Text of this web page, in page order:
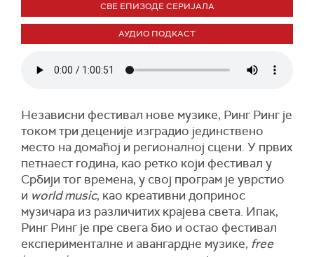
СВЕ ЕПИЗОДЕ СЕРИЈАЛА
АУДИО ПОДКАСТ
Независни фестивал нове музике, Ринг Ринг је
током три деценије изградио јединствено
место на домаћој и регионалној сцени. У првих
петнаест година, као ретко који фестивал у
Србији тог времена, у свој програм је уврстио
и world music, као креативни допринос
музичара из различитих крајева света. Ипак,
Ринг Ринг је пре свега био и остао фестивал
експерименталне и авангардне музике, free